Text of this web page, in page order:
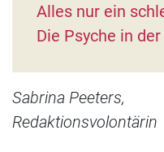
Alles nur ein
Die Psyche in
Sabrina Peeters,
Redaktionsvolontärin